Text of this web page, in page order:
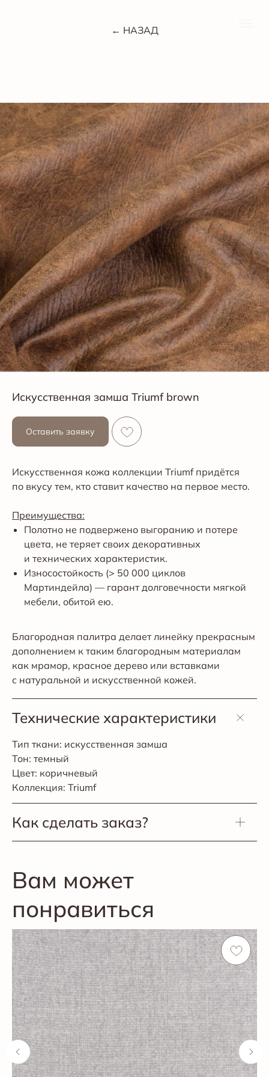
← НАЗАД
Искусственная замша Triumf brown
Оставить заявку
Искусственная кожа коллекции Triumf придётся
по вкусу тем, кто ставит качество на первое место.
Преимущества:
Полотно не подвержено выгоранию и потере
цвета, не теряет своих декоративных
и технических характеристик.
Износостойкость (> 50 000 циклов
Мартиндейла) — гарант долговечности мягкой
мебели, обитой ею.
Благородная палитра делает линейку прекрасным
дополнением к таким благородным материалам
как мрамор, красное дерево или вставками
с натуральной и искусственной кожей.
Технические характеристики
Тип ткани: искусственная замша
Тон: темный
Цвет: коричневый
Коллекция: Triumf
Как сделать заказ?
Вам может
понравиться